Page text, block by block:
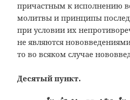
причастным к исполнению
молитвы и принципы
при условии их
не являются
то во всяком случае
Десятый пункт.